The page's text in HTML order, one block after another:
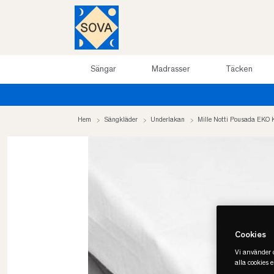
Sängar Madrasser Täcken
Hem Sängkläder Underlakan Mille Notti Pousada EKO
Cookies
Vi använder
alla cookies